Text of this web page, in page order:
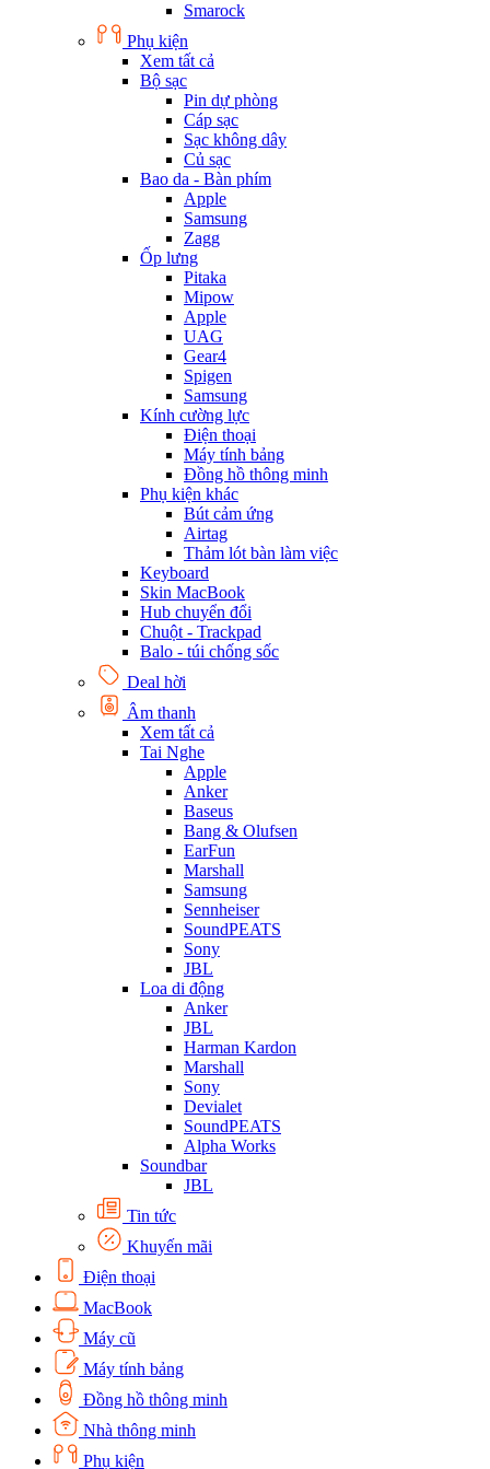
Smarock
Phụ kiện
Xem tất cả
Bộ sạc
Pin dự phòng
Cáp sạc
Sạc không dây
Củ sạc
Bao da - Bàn phím
Apple
Samsung
Zagg
Ốp lưng
Pitaka
Mipow
Apple
UAG
Gear4
Spigen
Samsung
Kính cường lực
Điện thoại
Máy tính bảng
Đồng hồ thông minh
Phụ kiện khác
Bút cảm ứng
Airtag
Thảm lót bàn làm việc
Keyboard
Skin MacBook
Hub chuyển đổi
Chuột - Trackpad
Balo - túi chống sốc
Deal hời
Âm thanh
Xem tất cả
Tai Nghe
Apple
Anker
Baseus
Bang & Olufsen
EarFun
Marshall
Samsung
Sennheiser
SoundPEATS
Sony
JBL
Loa di động
Anker
JBL
Harman Kardon
Marshall
Sony
Devialet
SoundPEATS
Alpha Works
Soundbar
JBL
Tin tức
Khuyến mãi
Điện thoại
MacBook
Máy cũ
Máy tính bảng
Đồng hồ thông minh
Nhà thông minh
Phụ kiện